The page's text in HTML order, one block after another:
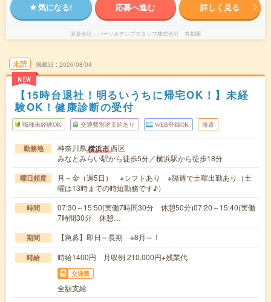
気になる! 応募へ進む 詳しく見る
派遣会社 パーソルテンプスタッフ株式会社 首都圏
未読
NEW
掲載日 2026/08/04
【15時台退社！明るいうちに帰宅OK！】未経
験OK！健康診断の受付
職種未経験OK 交通費別途支給あり WEB登録OK 派遣
勤務地 神奈川県横浜市西区
みなとみらい駅から徒歩5分／横浜駅から徒歩18分
曜日頻度
月～金（週5日） ※シフトあり ※隔週で土曜出勤あり（土
曜は13時までの時短勤務です♪）
時間
07:30～15:50(実働7時間30分 休憩50分)07:20～15:40(実働
7時間30分 休憩…
期間 【急募】即日～長期 ※8月～！
時給 時給1400円 月収例 210,000円+残業代
交通費
全額支給